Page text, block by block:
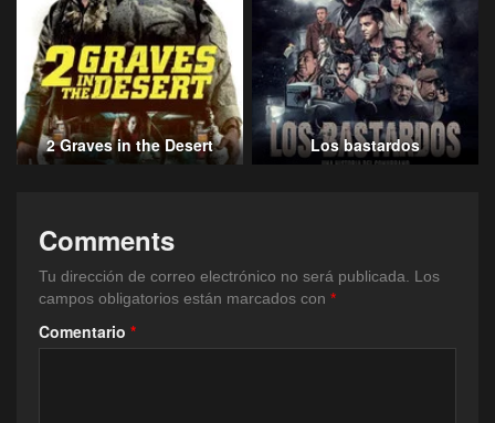
2 Graves in the Desert Los bastardos
Comments
Tu dirección de correo electrónico no será publicada.
Los
campos obligatorios están marcados con *
Comentario *